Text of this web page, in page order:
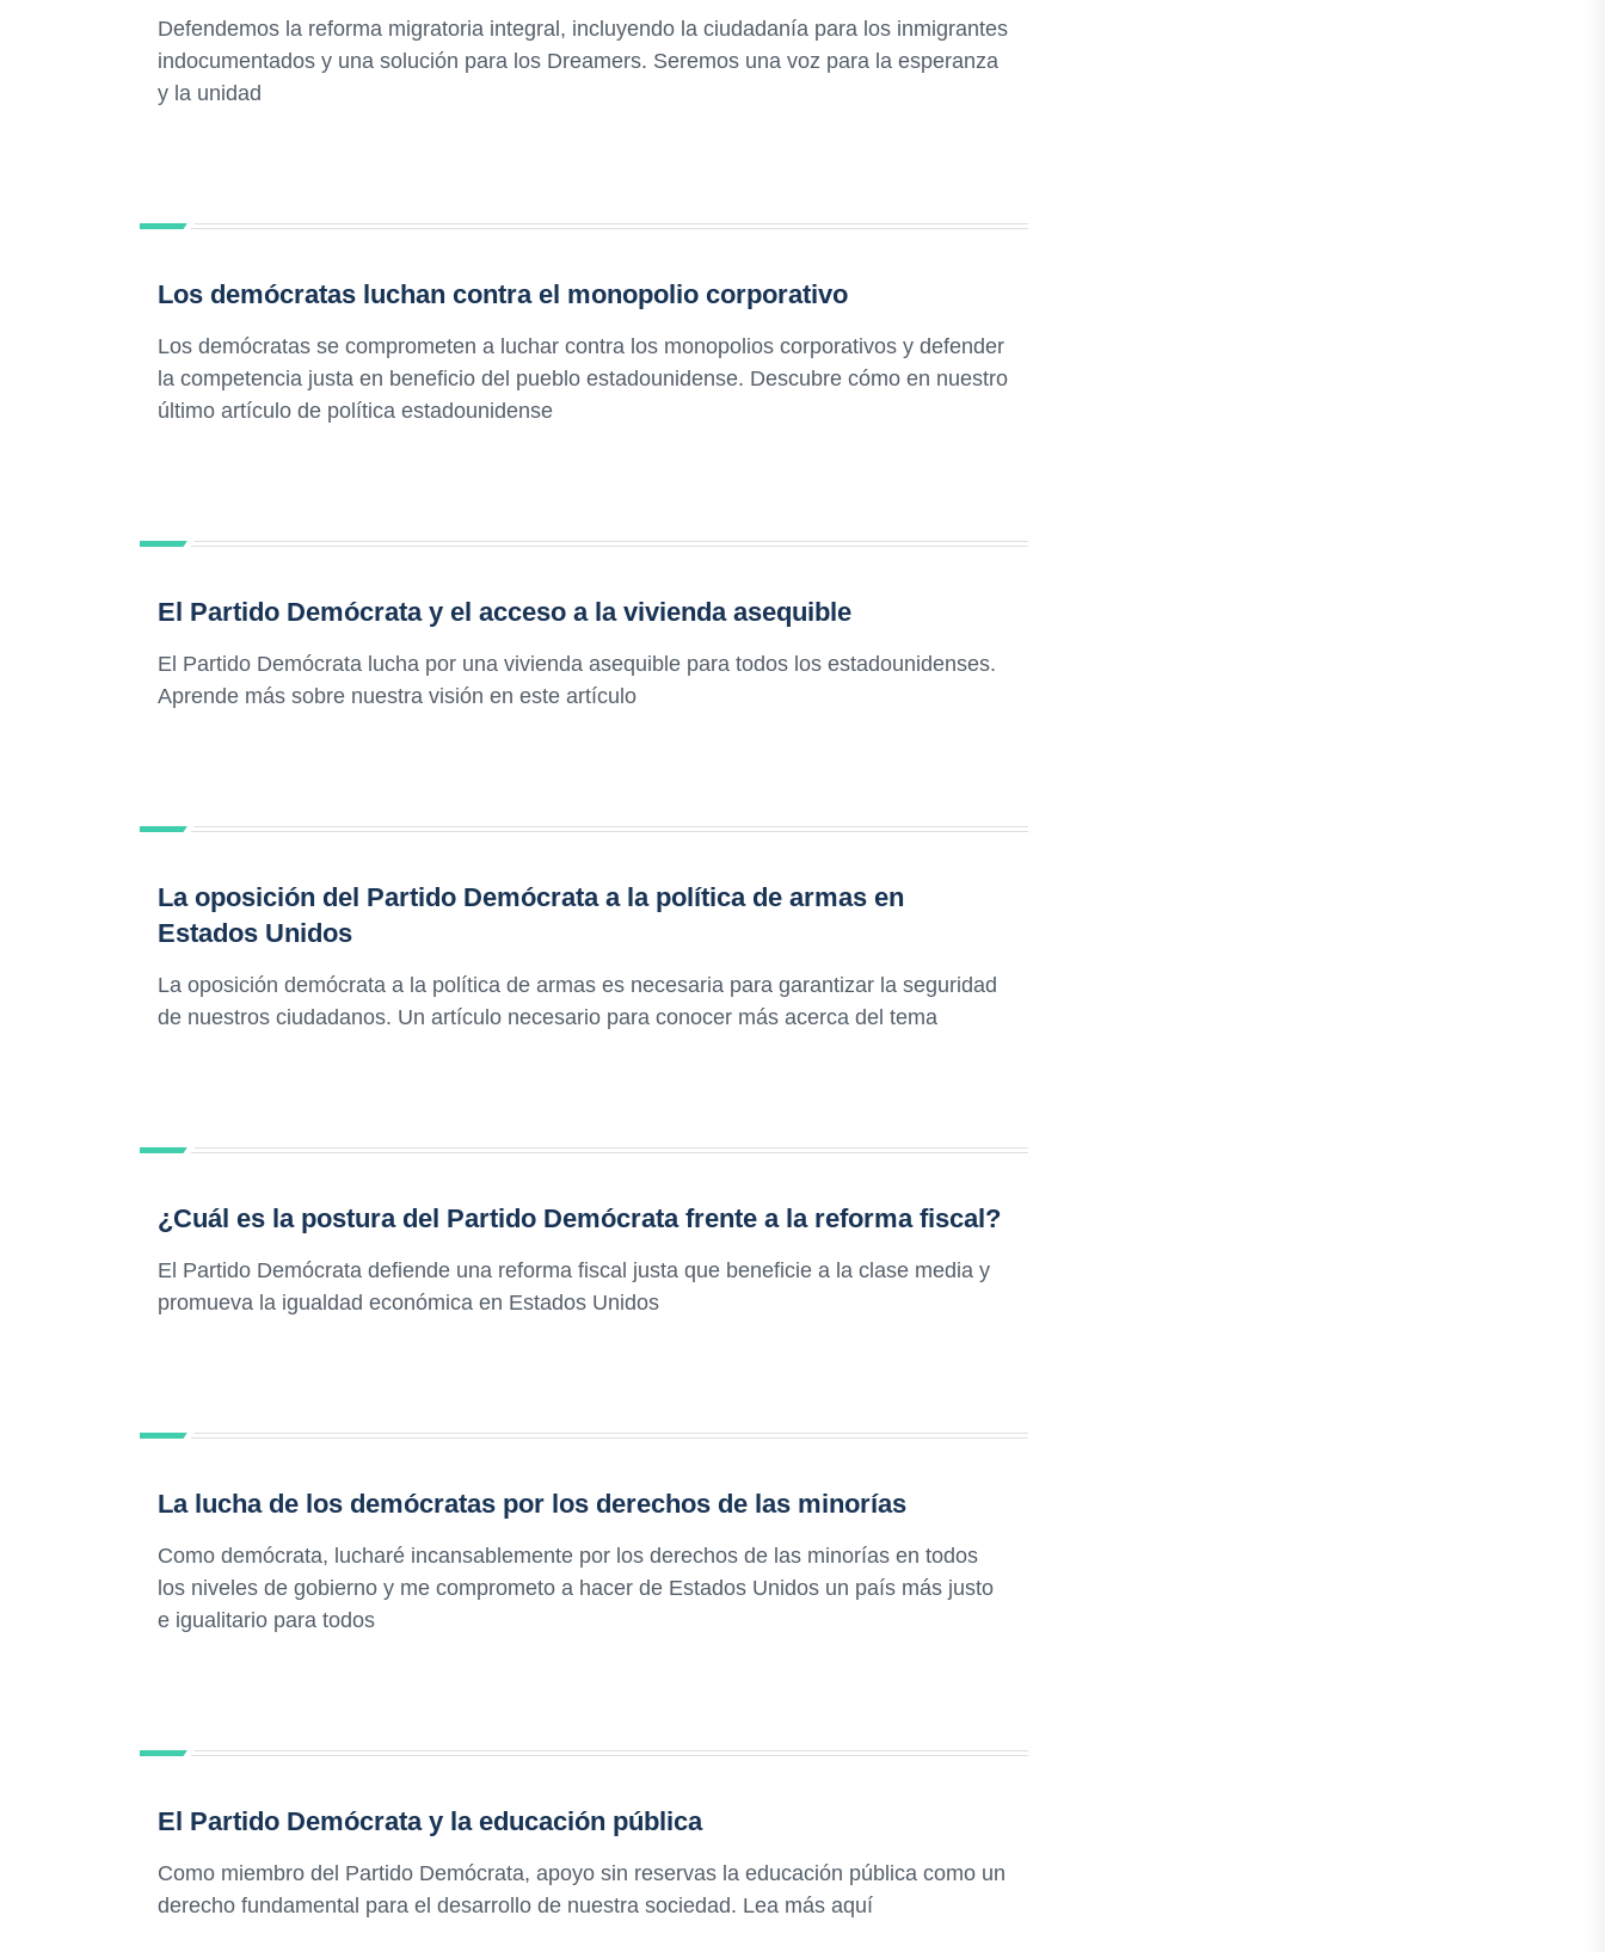
Defendemos la reforma migratoria integral, incluyendo la ciudadanía para los inmigrantes
indocumentados y una solución para los Dreamers. Seremos una voz para la esperanza
y la unidad
Los demócratas luchan contra el monopolio corporativo
Los demócratas se comprometen a luchar contra los monopolios corporativos y defender
la competencia justa en beneficio del pueblo estadounidense. Descubre cómo en nuestro
último artículo de política estadounidense
El Partido Demócrata y el acceso a la vivienda asequible
El Partido Demócrata lucha por una vivienda asequible para todos los estadounidenses.
Aprende más sobre nuestra visión en este artículo
La oposición del Partido Demócrata a la política de armas en
Estados Unidos
La oposición demócrata a la política de armas es necesaria para garantizar la seguridad
de nuestros ciudadanos. Un artículo necesario para conocer más acerca del tema
¿Cuál es la postura del Partido Demócrata frente a la reforma fiscal?
El Partido Demócrata defiende una reforma fiscal justa que beneficie a la clase media y
promueva la igualdad económica en Estados Unidos
La lucha de los demócratas por los derechos de las minorías
Como demócrata, lucharé incansablemente por los derechos de las minorías en todos
los niveles de gobierno y me comprometo a hacer de Estados Unidos un país más justo
e igualitario para todos
El Partido Demócrata y la educación pública
Como miembro del Partido Demócrata, apoyo sin reservas la educación pública como un
derecho fundamental para el desarrollo de nuestra sociedad. Lea más aquí